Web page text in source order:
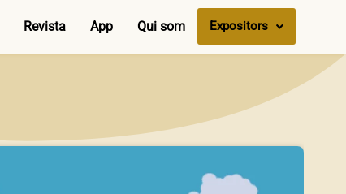
Revista App Qui som Expositors